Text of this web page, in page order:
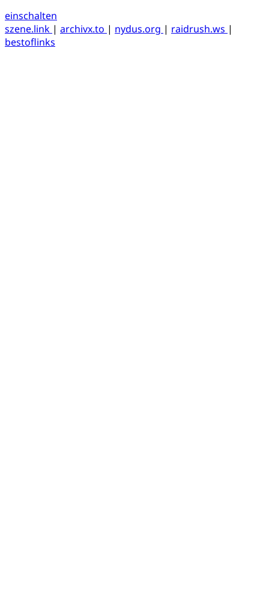
einschalten
szene.link | archivx.to | nydus.org | raidrush.ws |
bestoflinks